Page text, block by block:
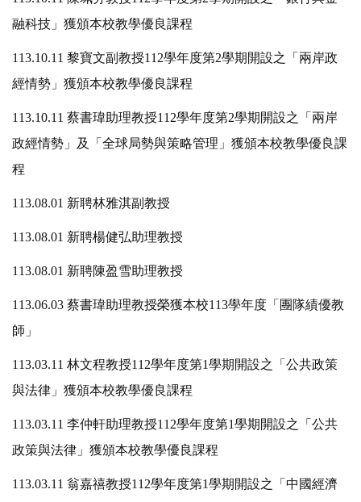
融科技」獲頒本校教學優良課程
113.10.11 黎寶文副教授112學年度第2學期開設之「兩岸政
經情勢」獲頒本校教學優良課程
113.10.11 蔡書瑋助理教授112學年度第2學期開設之「兩岸
政經情勢」及「全球局勢與策略管理」獲頒本校教學優良課
程
113.08.01 新聘林雅淇副教授
113.08.01 新聘楊健弘助理教授
113.08.01 新聘陳盈雪助理教授
113.06.03 蔡書瑋助理教授榮獲本校113學年度「團隊績優教
師」
113.03.11 林文程教授112學年度第1學期開設之「公共政策
與法律」獲頒本校教學優良課程
113.03.11 李仲軒助理教授112學年度第1學期開設之「公共
政策與法律」獲頒本校教學優良課程
113.03.11 翁嘉禧教授112學年度第1學期開設之「中國經濟